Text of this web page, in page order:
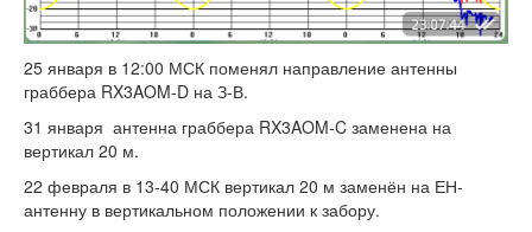
25 января в 12:00 МСК поменял направление антенны
граббера RX3AOM-D на З-В.
31 января антенна граббера RX3AOM-C заменена на
вертикал 20 м.
22 февраля в 13-40 МСК вертикал 20 м заменён на ЕН-
антенну в вертикальном положении к забору.